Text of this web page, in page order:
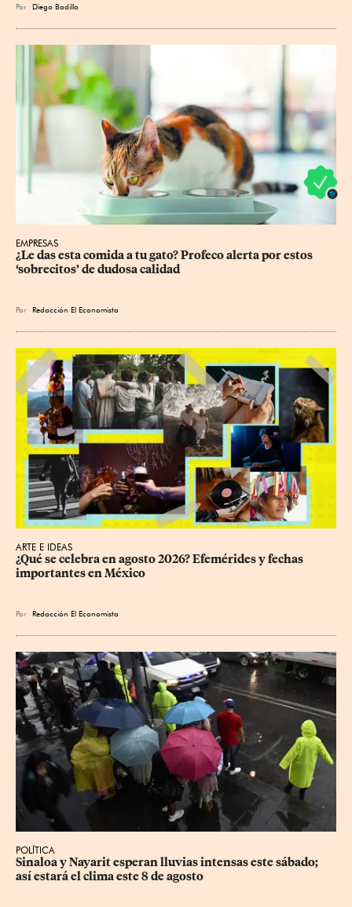
Por Diego Badillo
EMPRESAS
¿Le das esta comida a tu gato? Profeco alerta por estos
‘sobrecitos’ de dudosa calidad
Por Redacción El Economista
ARTE E IDEAS
¿Qué se celebra en agosto 2026? Efemérides y fechas
importantes en México
Por Redacción El Economista
POLÍTICA
Sinaloa y Nayarit esperan lluvias intensas este sábado;
así estará el clima este 8 de agosto